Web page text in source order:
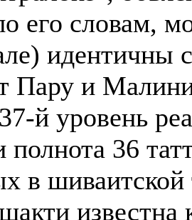
его словам,
идентичны
Пару и
й уровень
полнота 36
в шиваитской
известна